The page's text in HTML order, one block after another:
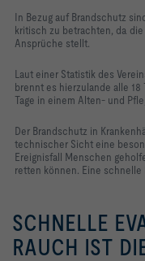
In Bezug auf Brandschutz
kritisch zu betrachten, da die
Ansprüche stellt.
Laut einer Statistik des
brennt es hierzulande alle 18
Tage in einem Alten- und
Der Brandschutz in
technischer Sicht eine
Ereignisfall Menschen
retten können. Eine schnelle
SCHNELLE
RAUCH IST